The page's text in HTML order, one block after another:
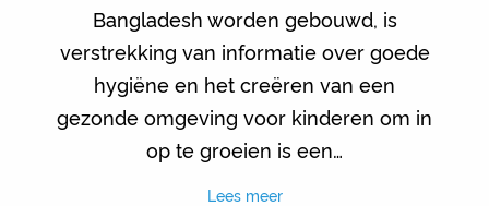
Bangladesh worden gebouwd, is
verstrekking van informatie over goede
hygiëne en het creëren van een
gezonde omgeving voor kinderen om in
op te groeien is een…
Lees meer